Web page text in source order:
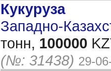
Кукуруза
Западно-
тонн, 100000
(№: 31438) 29-